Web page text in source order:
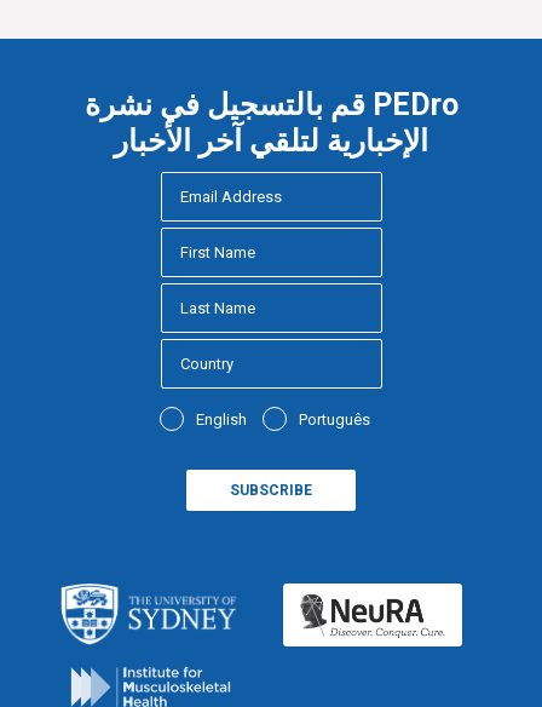
قم بالتسجيل في نشرة PEDro
الإخبارية لتلقي آخر الأخبار
English Português